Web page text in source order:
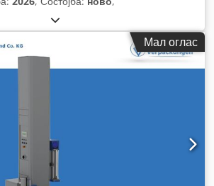
Мал оглас